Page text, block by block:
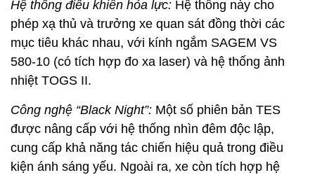
Hệ thống điều khiển hỏa lực: Hệ thống này cho
phép xạ thủ và trưởng xe quan sát đồng thời các
mục tiêu khác nhau, với kính ngắm SAGEM VS
580-10 (có tích hợp đo xa laser) và hệ thống ảnh
nhiệt TOGS II.
Công nghệ “Black Night”: Một số phiên bản TES
được nâng cấp với hệ thống nhìn đêm độc lập,
cung cấp khả năng tác chiến hiệu quả trong điều
kiện ánh sáng yếu. Ngoài ra, xe còn tích hợp hệ